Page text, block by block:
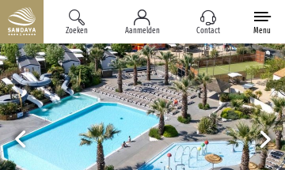
Zoeken Aanmelden Contact Menu